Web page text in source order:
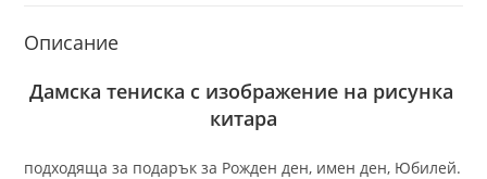
Описание
Дамска тениска с изображение на рисунка
китара
подходяща за подарък за Рожден ден, имен ден, Юбилей.